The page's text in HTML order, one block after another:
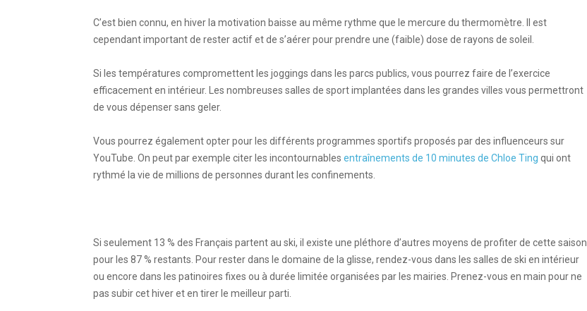
C’est bien connu, en hiver la motivation baisse au même rythme que le mercure du thermomètre. Il est
cependant important de rester actif et de s’aérer pour prendre une (faible) dose de rayons de soleil.
Si les températures compromettent les joggings dans les parcs publics, vous pourrez faire de l’exercice
efficacement en intérieur. Les nombreuses salles de sport implantées dans les grandes villes vous permettront
de vous dépenser sans geler.
Vous pourrez également opter pour les différents programmes sportifs proposés par des influenceurs sur
YouTube. On peut par exemple citer les incontournables entraînements de 10 minutes de Chloe Ting qui ont
rythmé la vie de millions de personnes durant les confinements.
Si seulement 13 % des Français partent au ski, il existe une pléthore d’autres moyens de profiter de cette saison
pour les 87 % restants. Pour rester dans le domaine de la glisse, rendez-vous dans les salles de ski en intérieur
ou encore dans les patinoires fixes ou à durée limitée organisées par les mairies. Prenez-vous en main pour ne
pas subir cet hiver et en tirer le meilleur parti.